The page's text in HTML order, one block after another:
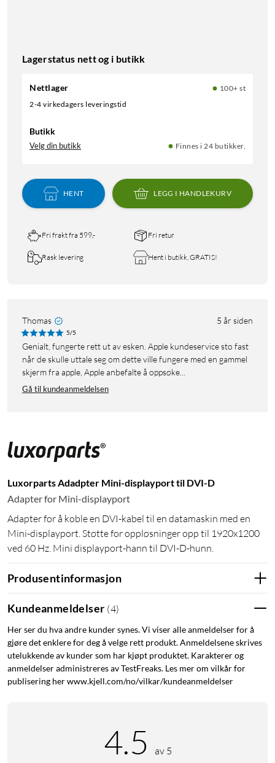
Lagerstatus nett og i butikk
Nettlager
100+ st
2-4 virkedagers leveringstid
Butikk
Velg din butikk Finnes i 24 butikker.
HENT LEGG I HANDLEKURV
Fri frakt fra 599,- Fri retur
Rask levering Hent i butikk, GRATIS!
Thomas 5 år siden
5/5
genialt, fungerte rett ut av esken. Apple kundeservice sto fast
når de skulle uttale seg om dette ville fungere med en gammel
skjerm fra apple, Apple anbefalte å oppsøke...
Gå til kundeanmeldelsen
Luxorparts Adadpter Mini-displayport til DVI-D
Adapter for Mini-displayport
Adapter for å koble en DVI-kabel til en datamaskin med en
Mini-displayport. Støtte for oppløsninger opp til 1920x1200
ved 60 Hz. Mini displayport-hann til DVI-D-hunn.
Produsentinformasjon
Kundeanmeldelser (4)
Her ser du hva andre kunder synes. Vi viser alle anmeldelser for å
gjøre det enklere for deg å velge rett produkt. Anmeldelsene skrives
utelukkende av kunder som har kjøpt produktet. Karakterer og
anmeldelser administreres av TestFreaks. Les mer om vilkår for
publisering her www.kjell.com/no/vilkar/kundeanmeldelser
4.5 av 5